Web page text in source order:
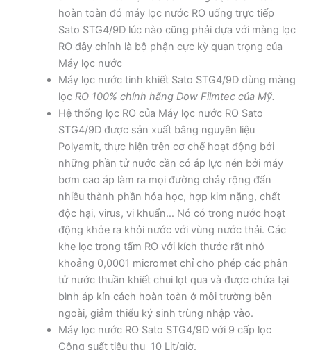
hoàn toàn đó máy lọc nước RO uống trực tiếp
Sato STG4/9D lúc nào cũng phải dựa với màng lọc
RO đây chính là bộ phận cực kỳ quan trọng của
Máy lọc nước
Máy lọc nước tinh khiết Sato STG4/9D dùng màng
lọc RO 100% chính hãng Dow Filmtec của Mỹ.
Hệ thống lọc RO của Máy lọc nước RO Sato
STG4/9D được sản xuất bằng nguyên liệu
Polyamit, thực hiện trên cơ chế hoạt động bởi
những phần tử nước cần có áp lực nén bởi máy
bơm cao áp làm ra mọi đường chảy rộng đẩn
nhiều thành phần hóa học, hợp kim nặng, chất
độc hại, virus, vi khuẩn… Nó có trong nước hoạt
động khỏe ra khỏi nước với vùng nước thải. Các
khe lọc trong tấm RO với kích thước rất nhỏ
khoảng 0,0001 micromet chỉ cho phép các phân
tử nước thuần khiết chui lọt qua và được chứa tại
bình áp kín cách hoàn toàn ở môi trường bên
ngoài, giảm thiểu ký sinh trùng nhập vào.
Máy lọc nước RO Sato STG4/9D với 9 cấp lọc
Công suất tiêu thụ 10 Lit/giờ.